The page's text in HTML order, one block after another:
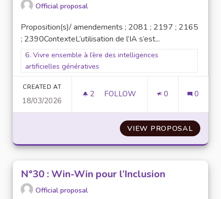
Official proposal
Proposition(s)/ amendements ; 2081 ; 2197 ; 2165
; 2390ContexteL’utilisation de l’IA s’est...
Filter results for scope: 6. Vivre ensemble à l’ère des
6. Vivre ensemble à l’ère des intelligences
artificielles génératives
CREATED AT
18/03/2026
2 2 FOLLOWERS
FOLLOW 0 0
VIEW PROPOSALN° 55
N°30 : Win-Win pour l’Inclusion
Official proposal